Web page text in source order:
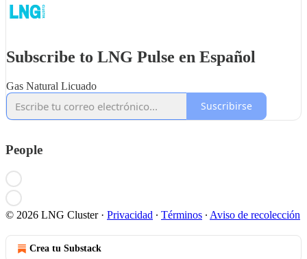
Subscribe to LNG Pulse en Español
Gas Natural Licuado
Suscribirse
People
© 2026 LNG Cluster· Privacidad ∙ Términos ∙ Aviso de recolección
Crea tu Substack